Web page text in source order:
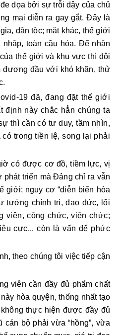
dọa bởi sự trỗi dậy của chủ
mại diễn ra gay gắt. Đây là
dân tộc; mặt khác, thế giới
toàn cầu hóa. Để nhận
thế giới và khu vực thì đội
đương đầu với khó khăn, thử
19 đã, đang đặt thế giới
định này chắc hẳn chúng ta
thì cần có tư duy, tầm nhìn,
trong tiền lệ, song lại phải
có được cơ đồ, tiềm lực, vị
phát triển mà Đảng chỉ ra vẫn
giới; nguy cơ “diễn biến hòa
tưởng chính trị, đạo đức,
lối
viên, công chức, viên chức;
cực... còn là vấn để phức
theo chúng tôi việc tiếp cận
viên cần đầy đủ phẩm chất
hòa quyện, thống nhất tạo
thực hiện được đầy đủ
bộ phải vừa “hồng”, vừa